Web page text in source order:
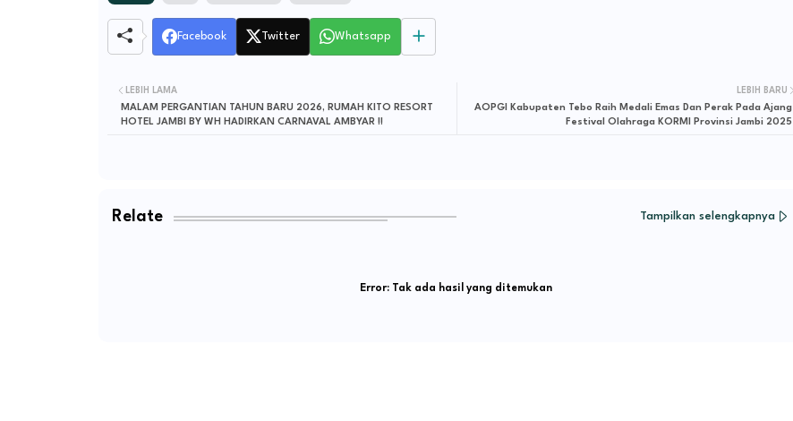
Facebook Twitter Whatsapp
LEBIH BARU
AOPGI Kabupaten Tebo Raih Medali Emas Dan Perak Pada Ajang
Festival Olahraga KORMI Provinsi Jambi 2025
LEBIH LAMA
MALAM PERGANTIAN TAHUN BARU 2026, RUMAH KITO RESORT
HOTEL JAMBI BY WH HADIRKAN CARNAVAL AMBYAR !!
Relate Tampilkan selengkapnya
Error: Tak ada hasil yang ditemukan